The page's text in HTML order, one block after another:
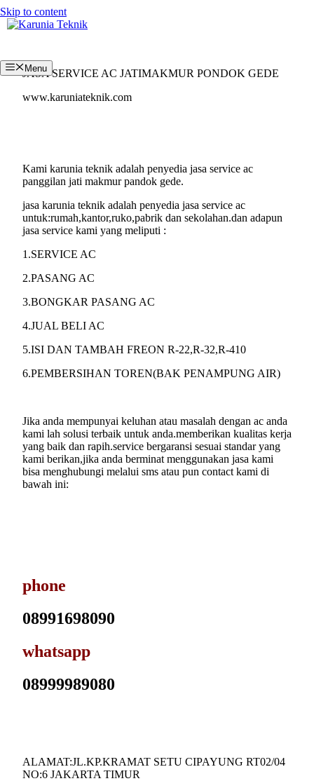
Skip to content
Menu
JASA SERVICE AC JATIMAKMUR PONDOK GEDE
www.karuniateknik.com
Kami karunia teknik adalah penyedia jasa service ac
panggilan jati makmur pandok gede.
jasa karunia teknik adalah penyedia jasa service ac
untuk:rumah,kantor,ruko,pabrik dan sekolahan.dan adapun
jasa service kami yang meliputi :
1.SERVICE AC
2.PASANG AC
3.BONGKAR PASANG AC
4.JUAL BELI AC
5.ISI DAN TAMBAH FREON R-22,R-32,R-410
6.PEMBERSIHAN TOREN(BAK PENAMPUNG AIR)
Jika anda mempunyai keluhan atau masalah dengan ac anda
kami lah solusi terbaik untuk anda.memberikan kualitas kerja
yang baik dan rapih.service bergaransi sesuai standar yang
kami berikan,jika anda berminat menggunakan jasa kami
bisa menghubungi melalui sms atau pun contact kami di
bawah ini:
phone
08991698090
whatsapp
08999989080
ALAMAT:JL.KP.KRAMAT SETU CIPAYUNG RT02/04
NO:6 JAKARTA TIMUR